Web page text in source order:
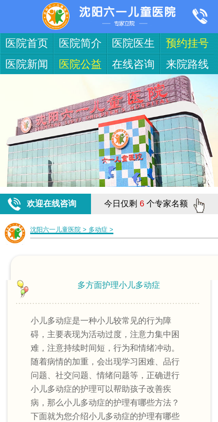
医院首页 医院简介 医院医生
预约挂号
医院新闻
医院公益 在线咨询 来院路线
欢迎在线咨询 今日仅剩 6 个专家名额
沈阳六一儿童医院> 多动症 >
多方面护理小儿多动症
小儿多动症是一种小儿较常见的行为障
碍，主要表现为活动过度，注意力集中困
难，注意持续时间短，行为和情绪冲动。
随着病情的加重，会出现学习困难、品行
问题、社交问题、情绪问题等，正确进行
小儿多动症的护理可以帮助孩子改善疾
病，那么小儿多动症的护理有哪些方法？
下面就为您介绍小儿多动症的护理有哪些